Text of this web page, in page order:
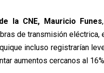
la CNE, Mauricio Funes
de transmisión eléctrica,
incluso registrarían
aumentos cercanos al